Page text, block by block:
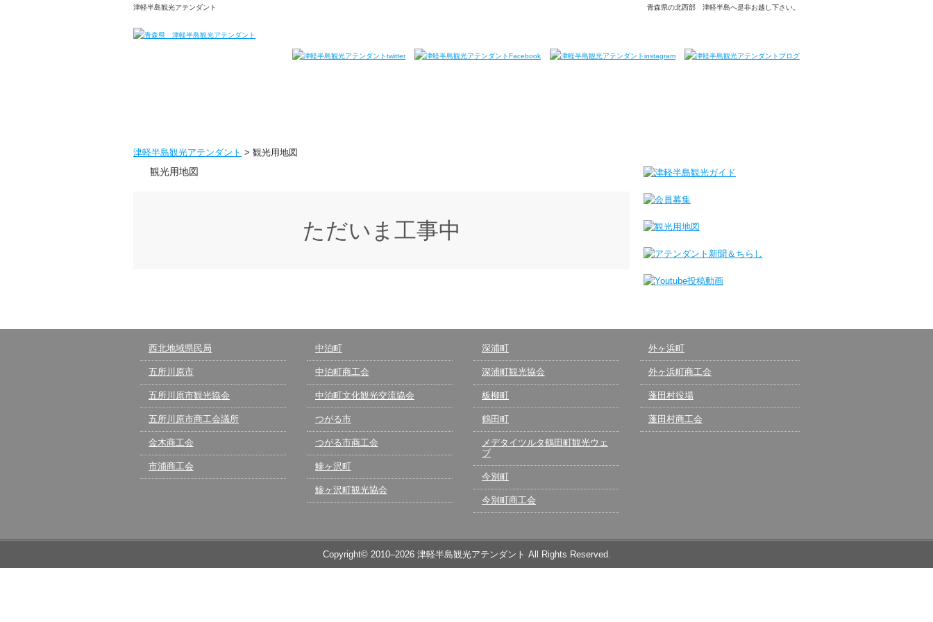
津軽半島観光アテンダント 青森県の北西部 津軽半島へ是非お越し下さい。
津軽半島観光アテンダント > 観光用地図
観光用地図
ただいま工事中
西北地域県民局
五所川原市
五所川原市観光協会
五所川原市商工会議所
金木商工会
市浦商工会
中泊町
中泊町商工会
中泊町文化観光交流協会
つがる市
つがる市商工会
鰺ヶ沢町
鰺ヶ沢町観光協会
深浦町
深浦町観光協会
板柳町
鶴田町
メデタイツルタ鶴田町観光ウェ
ブ
今別町
今別町商工会
外ヶ浜町
外ヶ浜町商工会
蓬田村役場
蓬田村商工会
Copyright© 2010–2026 津軽半島観光アテンダント All Rights Reserved.